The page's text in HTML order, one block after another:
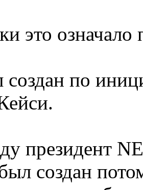
это
по
президент
создан